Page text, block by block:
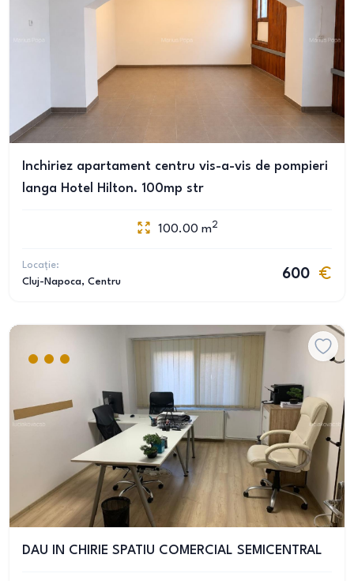
Inchiriez apartament centru vis-a-vis de pompieri
langa Hotel Hilton. 100mp str
100.00 m2
Locație:
Cluj-Napoca, Centru
600
DAU IN CHIRIE SPATIU COMERCIAL SEMICENTRAL